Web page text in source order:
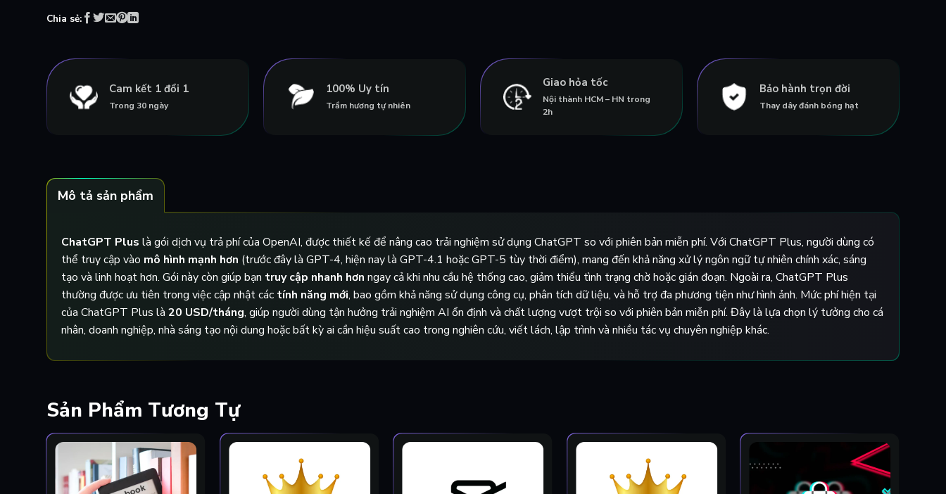
Chia sẻ:
Cam kết 1 đổi 1
Trong 30 ngày
100% Uy tín
Trầm hương tự nhiên
Giao hỏa tốc
Nội thành HCM – HN trong
2h
Bảo hành trọn đời
Thay dây đánh bóng hạt
Mô tả sản phẩm
ChatGPT Plus là gói dịch vụ trả phí của OpenAI, được thiết kế để nâng cao trải nghiệm sử dụng ChatGPT so với phiên bản miễn phí. Với ChatGPT Plus, người dùng có
thể truy cập vào mô hình mạnh hơn (trước đây là GPT-4, hiện nay là GPT-4.1 hoặc GPT-5 tùy thời điểm), mang đến khả năng xử lý ngôn ngữ tự nhiên chính xác, sáng
tạo và linh hoạt hơn. Gói này còn giúp bạn truy cập nhanh hơn ngay cả khi nhu cầu hệ thống cao, giảm thiểu tình trạng chờ hoặc gián đoạn. Ngoài ra, ChatGPT Plus
thường được ưu tiên trong việc cập nhật các tính năng mới, bao gồm khả năng sử dụng công cụ, phân tích dữ liệu, và hỗ trợ đa phương tiện như hình ảnh. Mức phí hiện tại
của ChatGPT Plus là 20 USD/tháng, giúp người dùng tận hưởng trải nghiệm AI ổn định và chất lượng vượt trội so với phiên bản miễn phí. Đây là lựa chọn lý tưởng cho cá
nhân, doanh nghiệp, nhà sáng tạo nội dung hoặc bất kỳ ai cần hiệu suất cao trong nghiên cứu, viết lách, lập trình và nhiều tác vụ chuyên nghiệp khác.
Sản Phẩm Tương Tự